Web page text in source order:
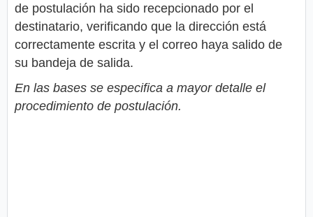
de postulación ha sido recepcionado por el
destinatario, verificando que la dirección está
correctamente escrita y el correo haya salido de
su bandeja de salida.
En las bases se especifica a mayor detalle el
procedimiento de postulación.